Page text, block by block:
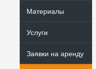
Материалы
Услуги
Заявки на аренду